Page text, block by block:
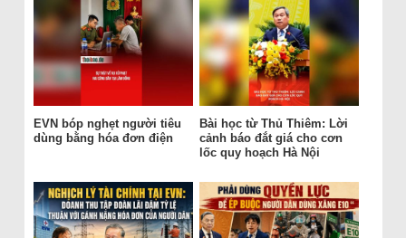
EVN bóp nghẹt người tiêu
dùng bằng hóa đơn điện
Bài học từ Thủ Thiêm: Lời
cảnh báo đắt giá cho cơn
lốc quy hoạch Hà Nội